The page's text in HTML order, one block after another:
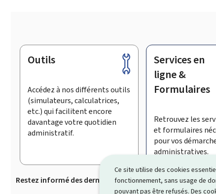
Ce site utilise des cookies
fonctionnement, sans usage de
pouvant pas être refusés. Des
Pied
page
Outils
Accédez à nos différents outils
(simulateurs, calculatrices,
etc.) qui facilitent encore
davantage votre quotidien
administratif.
Services en
ligne &
Formulaires
Retrouvez les
et formulaires
pour vos
administratives.
Restez informé des dernières actualités de Guichet.lu